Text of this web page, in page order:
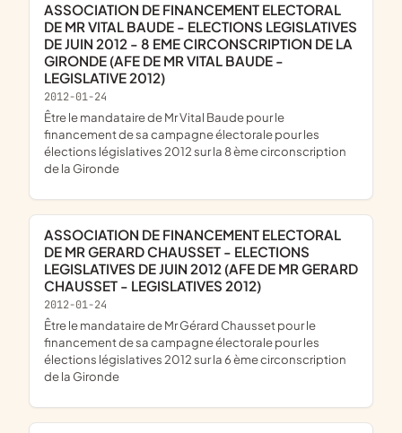
ASSOCIATION DE FINANCEMENT ELECTORAL
DE MR VITAL BAUDE - ELECTIONS LEGISLATIVES
DE JUIN 2012 - 8 EME CIRCONSCRIPTION DE LA
GIRONDE (AFE DE MR VITAL BAUDE -
LEGISLATIVE 2012)
2012-01-24
être le mandataire de Mr Vital Baude pour le
financement de sa campagne électorale pour les
élections législatives 2012 sur la 8 ème circonscription
de la Gironde
ASSOCIATION DE FINANCEMENT ELECTORAL
DE MR GERARD CHAUSSET - ELECTIONS
LEGISLATIVES DE JUIN 2012 (AFE DE MR GERARD
CHAUSSET - LEGISLATIVES 2012)
2012-01-24
être le mandataire de Mr Gérard Chausset pour le
financement de sa campagne électorale pour les
élections législatives 2012 sur la 6 ème circonscription
de la Gironde